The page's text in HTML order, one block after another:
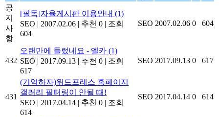
공
지
사
항
[필독]자율게시판 이용안내 (1)
SEO | 2007.02.06 | 추천 0 | 조회
604
SEO 2007.02.06 0 604
432
오랜만에 들렀네요 - 엘카 (1)
SEO | 2017.09.13 | 추천 0 | 조회
617
SEO 2017.09.13 0 617
431
(기억하자)워드프레스 홈페이지
갤러리 필터링이 안될 때!
SEO | 2017.04.14 | 추천 0 | 조회
614
SEO 2017.04.14 0 614